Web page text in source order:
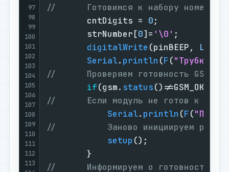
97
98
99
100
101
102
103
104
105
106
107
108
109
110
111
112
113
//      Готовимся к
        cntDigits =
0
        strNumber[
0]= '\0'
digitalWrite (pinBEEP, LOW
Serial. println (F("Трубка
//      Проверяем готовность
if(gsm. status
//      Если модуль не готов к
Serial. println (F(
//          Заново
setup
//      Информируем о